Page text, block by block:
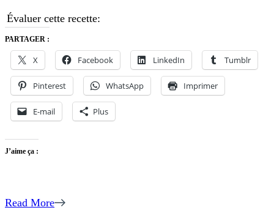
Évaluer cette recette:
PARTAGER :
X Facebook LinkedIn Tumblr
Pinterest WhatsApp Imprimer
E-mail Plus
J’aime ça :
Read More